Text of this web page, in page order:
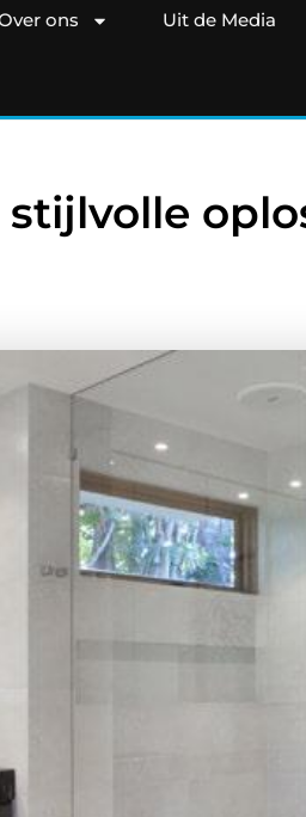
ons Uit de Media
stijlvolle